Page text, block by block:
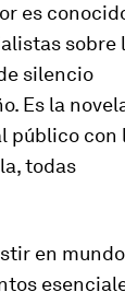
es
sobre
silencio
Es la
público con
todas
en